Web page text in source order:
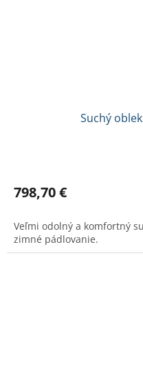
Suchý
798,70 €
Veľmi odolný a komfortný
zimné pádlovanie.